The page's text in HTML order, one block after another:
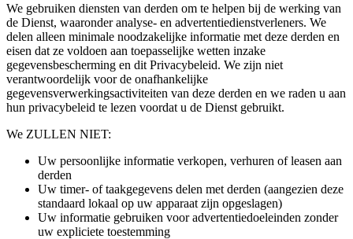
We gebruiken diensten van derden om te helpen bij de werking van
de Dienst, waaronder analyse- en advertentiedienstverleners. We
delen alleen minimale noodzakelijke informatie met deze derden en
eisen dat ze voldoen aan toepasselijke wetten inzake
gegevensbescherming en dit Privacybeleid. We zijn niet
verantwoordelijk voor de onafhankelijke
gegevensverwerkingsactiviteiten van deze derden en we raden u aan
hun privacybeleid te lezen voordat u de Dienst gebruikt.
We ZULLEN NIET:
Uw persoonlijke informatie verkopen, verhuren of leasen aan
derden
Uw timer- of taakgegevens delen met derden (aangezien deze
standaard lokaal op uw apparaat zijn opgeslagen)
Uw informatie gebruiken voor advertentiedoeleinden zonder
uw expliciete toestemming